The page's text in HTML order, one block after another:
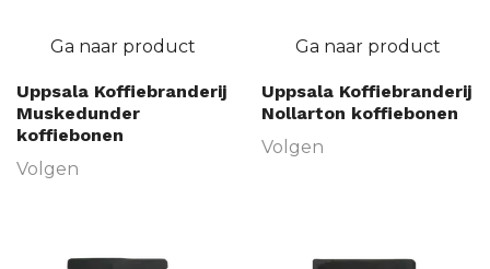
Ga naar product
Uppsala Koffiebranderij
Muskedunder
koffiebonen
Volgen
Ga naar product
Uppsala Koffiebranderij
Nollarton koffiebonen
Volgen